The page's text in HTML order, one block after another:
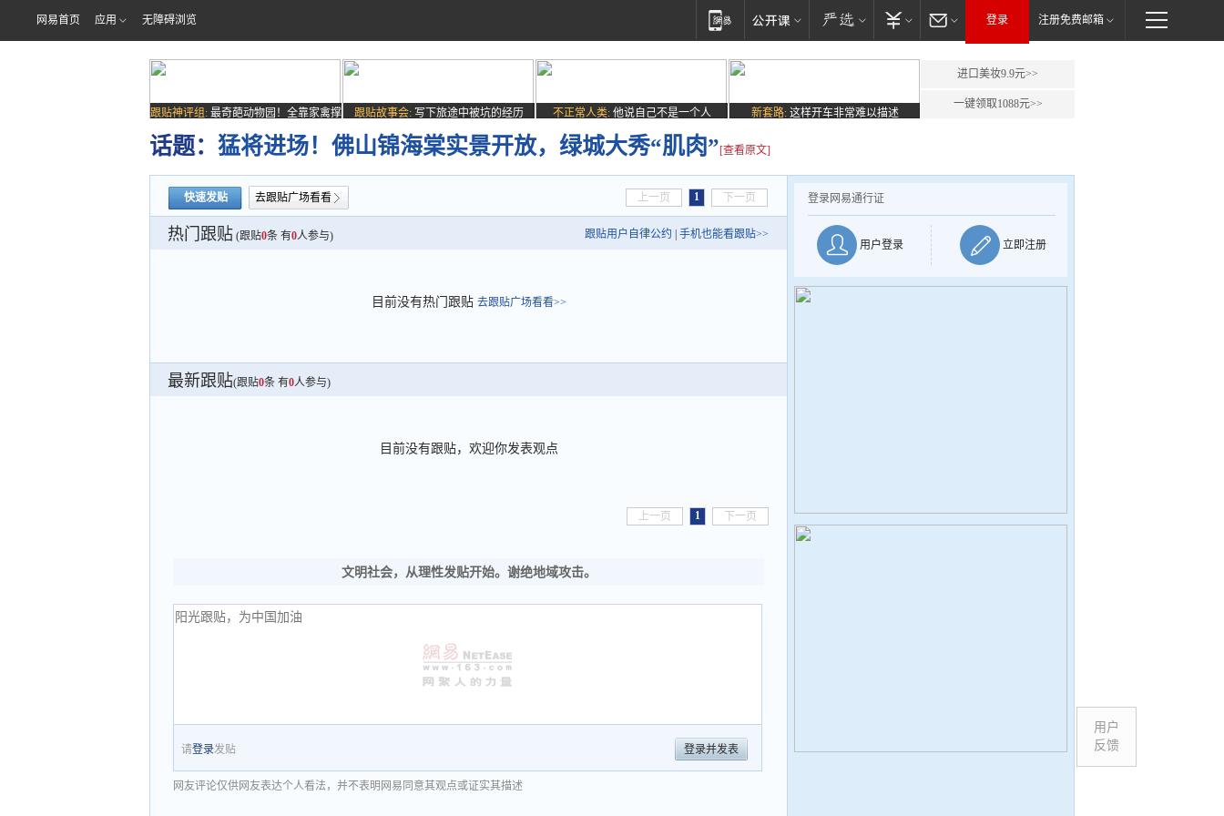
网易首页 应用 无障碍浏览 登录 注册免费邮箱
跟贴神评组: 最奇葩动物园！全靠家禽撑
场子
跟贴故事会: 写下旅途中被坑的经历 不正常人类: 他说自己不是一个人 新套路: 这样开车非常难以描述
进口美妆9.9元>>
一键领取1088元>>
话题： 猛将进场！佛山锦海棠实景开放，绿城大秀“肌肉”[查看原文]
快速发贴 去跟贴广场看看 上一页 1 下一页
热门跟贴 (跟贴0条 有0人参与) 跟贴用户自律公约 手机也能看跟贴>>
目前没有热门跟贴 去跟贴广场看看>>
最新跟贴(跟贴0条 有0人参与)
目前没有跟贴，欢迎你发表观点
上一页 1 下一页
文明社会，从理性发贴开始。谢绝地域攻击。
请登录发贴 登录并发表
网友评论仅供网友表达个人看法，并不表明网易同意其观点或证实其描述
登录网易通行证
用户登录 立即注册
用户
反馈